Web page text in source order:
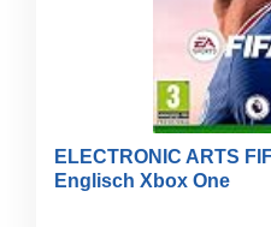
ELECTRONIC ARTS
Englisch Xbox One